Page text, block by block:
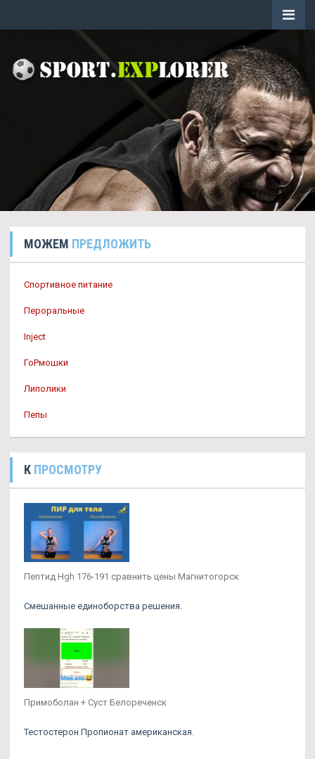
МОЖЕМ ПРЕДЛОЖИТЬ
Спортивное питание
Пероральные
Inject
ГоРмошки
Липолики
Пепы
К ПРОСМОТРУ
Пептид Hgh 176-191 сравнить цены Магнитогорск
Смешанные единоборства решения.
Примоболан + Суст Белореченск
Тестостерон Пропионат американская.